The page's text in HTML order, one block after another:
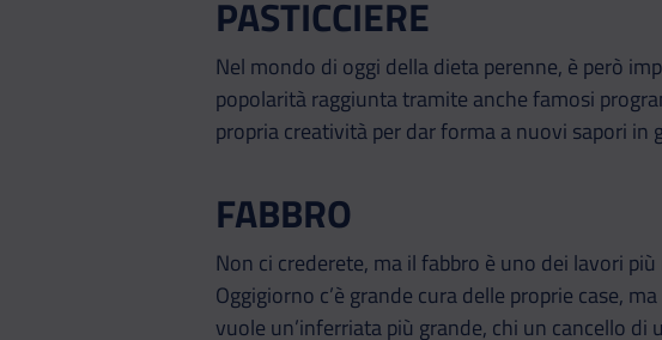
PASTICCIERE
Nel mondo di oggi della dieta perenne, è però
popolarità raggiunta tramite anche famosi
propria creatività per dar forma a nuovi sapori in
FABBRO
Non ci crederete, ma il fabbro è uno dei lavori
Oggigiorno c’è grande cura delle proprie case,
vuole un’inferriata più grande, chi un cancello